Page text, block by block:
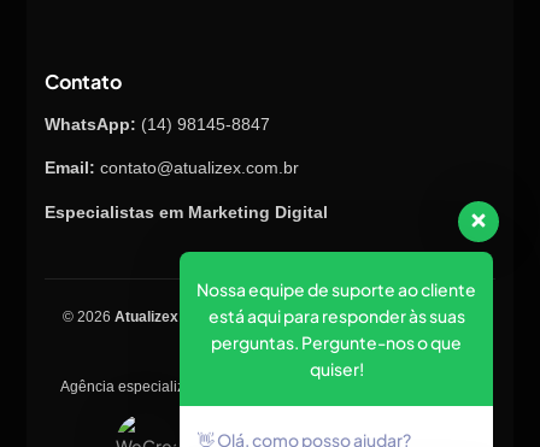
Contato
WhatsApp: (14) 98145-8847
Email: contato@atualizex.com.br
Especialistas em Marketing Digital
© 2026 Atualizex Marketing & Performance. Todos os direitos
reservados.
Agência especializada em SEO, criação de sites, tráfego pago e
Nossa equipe de suporte ao cliente
está aqui para responder às suas
perguntas. Pergunte-nos o que
quiser!
👋 Olá, como posso ajudar?